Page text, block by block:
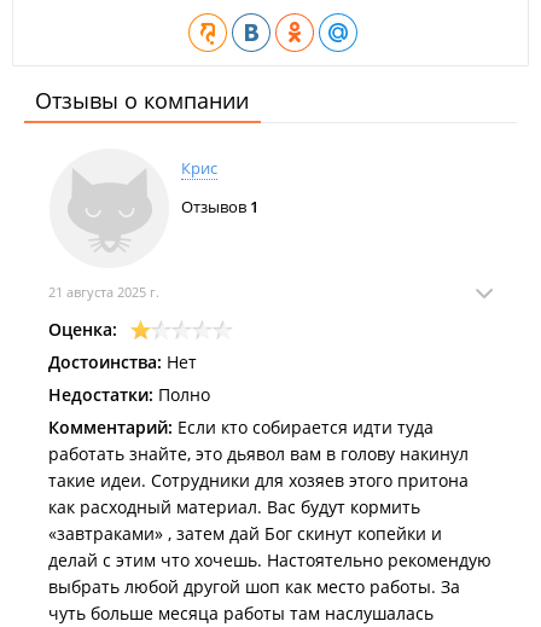
Отзывы о компании
Крис
Отзывов 1
21 августа 2025 г.
Оценка:
Достоинства: Нет
Недостатки: Полно
Комментарий: Если кто собирается идти туда
работать знайте, это дьявол вам в голову накинул
такие идеи. Сотрудники для хозяев этого притона
как расходный материал. Вас будут кормить
«завтраками» , затем дай Бог скинут копейки и
делай с этим что хочешь. Настоятельно рекомендую
выбрать любой другой шоп как место работы. За
чуть больше месяца работы там наслушалась